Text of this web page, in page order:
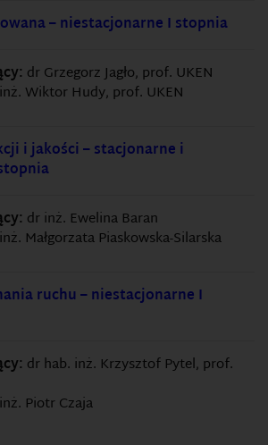
– niestacjonarne I stopnia
dr Grzegorz Jagło, prof. UKEN
Wiktor Hudy, prof. UKEN
i jakości – stacjonarne i
dr inż. Ewelina Baran
Małgorzata Piaskowska-Silarska
ruchu – niestacjonarne I
dr hab. inż. Krzysztof Pytel, prof.
Piotr Czaja